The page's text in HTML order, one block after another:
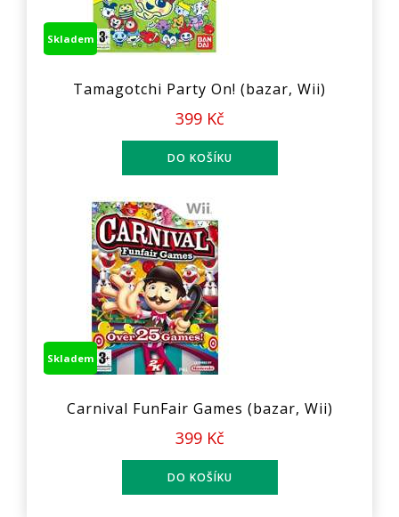
Skladem
Tamagotchi Party On! (bazar, Wii)
399 Kč
Skladem
Carnival FunFair Games (bazar, Wii)
399 Kč